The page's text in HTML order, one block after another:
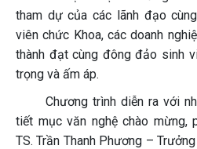
tham dự của các lãnh đạo
viên chức Khoa, các doanh
thành đạt cùng đông đảo sinh
trọng và ấm áp.
Chương trình diễn ra với
tiết mục văn nghệ chào mừng,
TS. Trần Thanh Phương –